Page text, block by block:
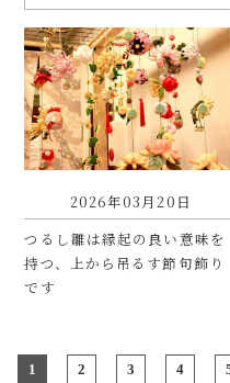
2026年03月20日
つるし雛は縁起の良い意味を
持つ、上から吊るす節句飾り
です
1 2 3 4